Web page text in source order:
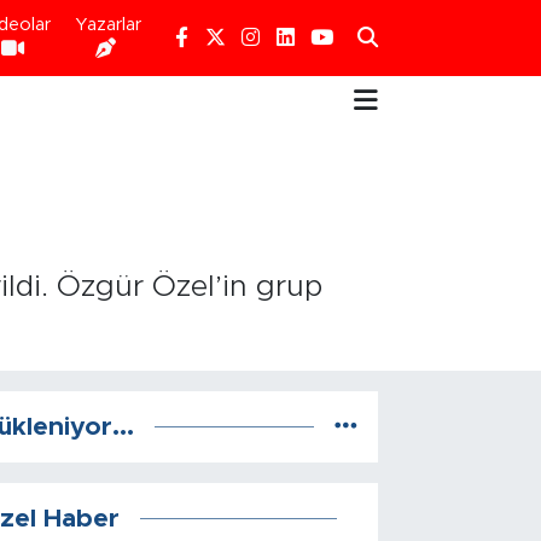
Yazarlar
Özgür Özel’in grup
Haber